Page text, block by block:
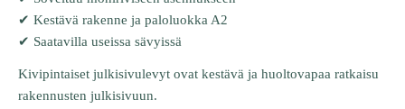
✔ Kestävä rakenne ja paloluokka A2
✔ Saatavilla useissa sävyissä
Kivipintaiset julkisivulevyt ovat kestävä ja huoltovapaa ratkaisu
rakennusten julkisivuun.